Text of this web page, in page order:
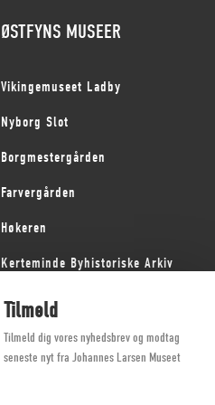
ØSTFYNS MUSEER
Vikingemuseet Ladby
Nyborg Slot
Borgmestergården
Farvergården
Høkeren
Kerteminde Byhistoriske Arkiv
Dyrehave Mølle
Tilmeld
Tilmeld dig vores nyhedsbrev og modtag
seneste nyt fra Johannes Larsen Museet